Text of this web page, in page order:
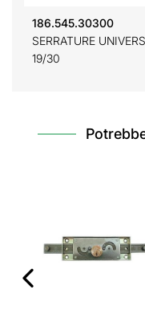
186.545.30300
SERRATURE
19/30